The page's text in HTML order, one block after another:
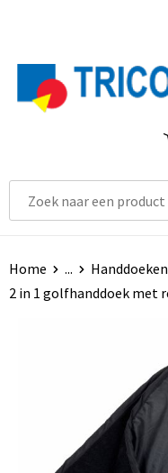
Home ... Handdoeken
2 in 1 golfhanddoek met